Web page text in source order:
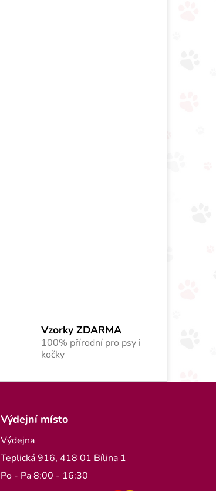
Vzorky ZDARMA
100% přírodní pro psy i
kočky
Výdejní místo
Výdejna
Teplická 916, 418 01 Bílina 1
Po - Pa 8:00 - 16:30